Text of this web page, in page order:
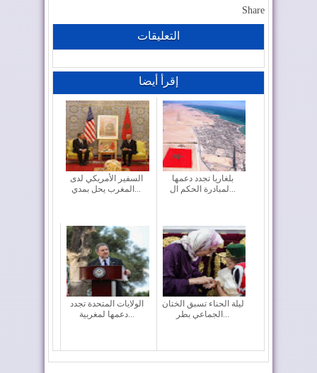
Share
التعليقات
إقرأ أيضا
السفير الأمريكي لدى
المغرب يحل بمدي...
بلغاريا تجدد دعمها
لمبادرة الحكم ال...
الولايات المتحدة تجدد
دعمها لمغربية...
ليلة الحناء تسبق الختان
الجماعي بطر...